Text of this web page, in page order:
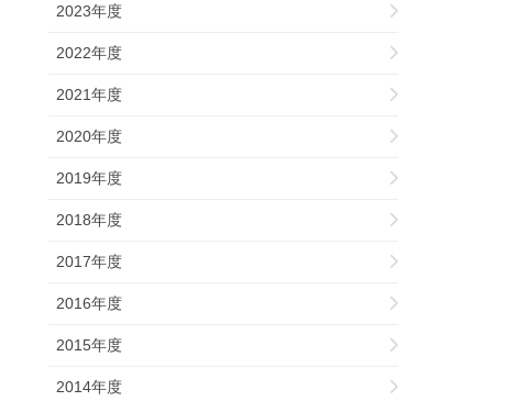
2023年度
2022年度
2021年度
2020年度
2019年度
2018年度
2017年度
2016年度
2015年度
2014年度